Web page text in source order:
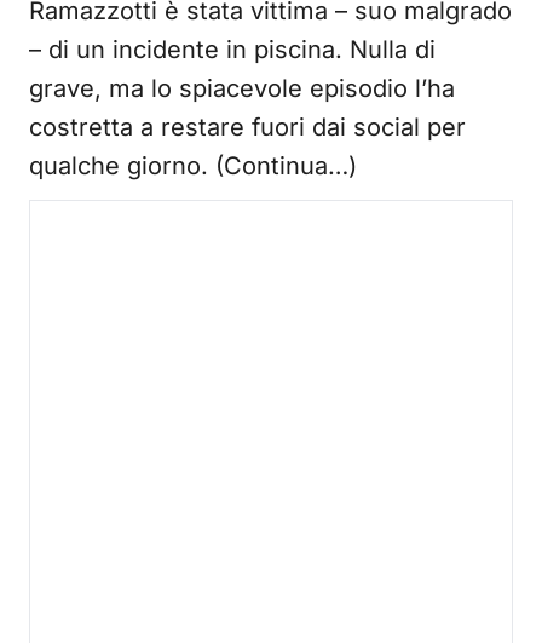
Ramazzotti è stata vittima – suo malgrado
– di un incidente in piscina. Nulla di
grave, ma lo spiacevole episodio l’ha
costretta a restare fuori dai social per
qualche giorno. (Continua…)